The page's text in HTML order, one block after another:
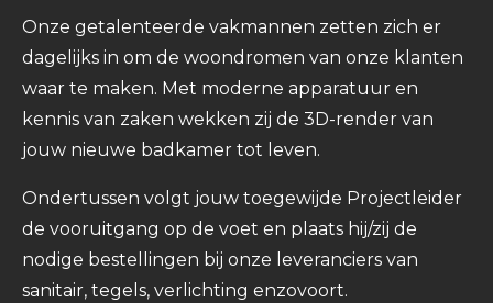
Onze getalenteerde vakmannen zetten zich er
dagelijks in om de woondromen van onze klanten
waar te maken. Met moderne apparatuur en
kennis van zaken wekken zij de 3D-render van
jouw nieuwe badkamer tot leven.
Ondertussen volgt jouw toegewijde Projectleider
de vooruitgang op de voet en plaats hij/zij de
nodige bestellingen bij onze leveranciers van
sanitair, tegels, verlichting enzovoort.